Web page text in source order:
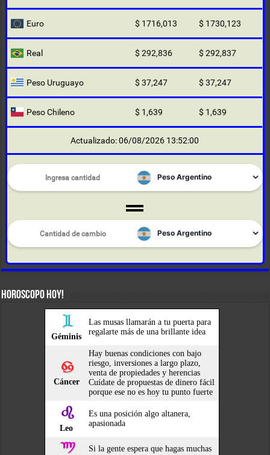
Euro $ 1716,013 $ 1730,123
Real $ 292,836 $ 292,837
Peso Uruguayo $ 37,247 $ 37,247
Peso Chileno $ 1,639 $ 1,639
Actualizado: 06/08/2026 13:52:00
HOROSCOPO HOY!